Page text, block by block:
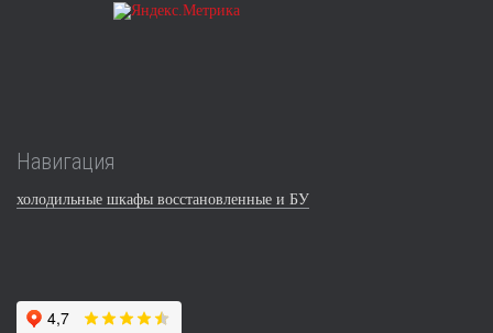
Навигация
холодильные шкафы восстановленные и БУ